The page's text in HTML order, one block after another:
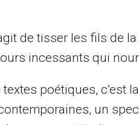
de tisser les fils de
incessants qui
poétiques, c’est
un